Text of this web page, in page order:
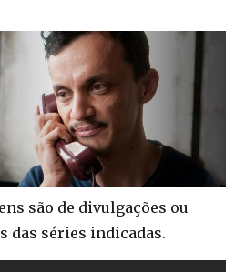
são de divulgações ou
das séries indicadas.